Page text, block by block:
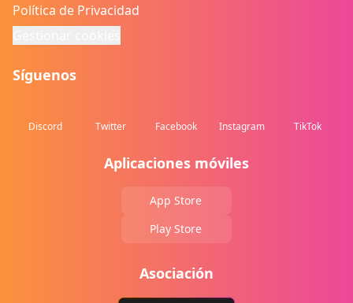
Política de Privacidad
Síguenos
Discord Twitter Facebook Instagram TikTok
Aplicaciones móviles
App Store
Play Store
Asociación